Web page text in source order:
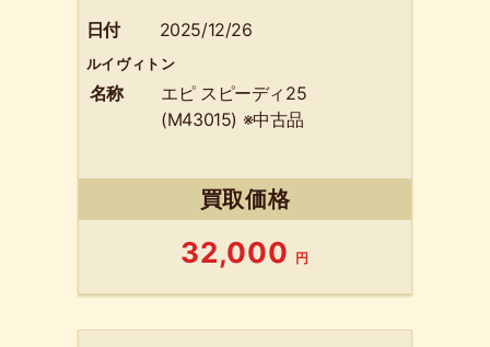
日付 2025/12/26
ルイヴィトン
名称
エピ スピーディ25
(M43015) ※中古品
買取価格
32,000 円